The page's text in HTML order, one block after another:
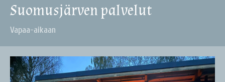
Suomusjärven palvelut
Vapaa-aikaan